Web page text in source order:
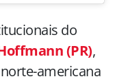
do
(PR),
americana